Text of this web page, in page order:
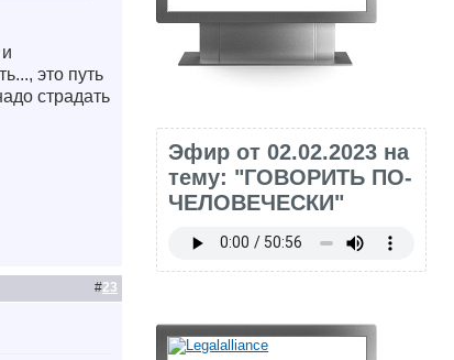
это путь
страдать
#23
Эфир от 02.02.2023 на
тему: "ГОВОРИТЬ ПО-
ЧЕЛОВЕЧЕСКИ"